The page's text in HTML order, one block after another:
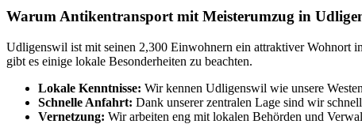
Warum Antikentransport mit Meisterumzug in
Udligenswil ist mit seinen 2,300 Einwohnern ein attraktiver Wohnort
gibt es einige lokale Besonderheiten zu beachten.
Lokale Kenntnisse: Wir kennen Udligenswil wie unsere
Schnelle Anfahrt: Dank unserer zentralen Lage sind wir
Vernetzung: Wir arbeiten eng mit lokalen Behörden und